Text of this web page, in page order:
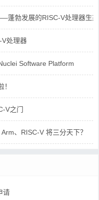
勃发展的RISC-V处理器生态
V处理器
Software Platform
V之门
、RISC-V 将三分天下？
请